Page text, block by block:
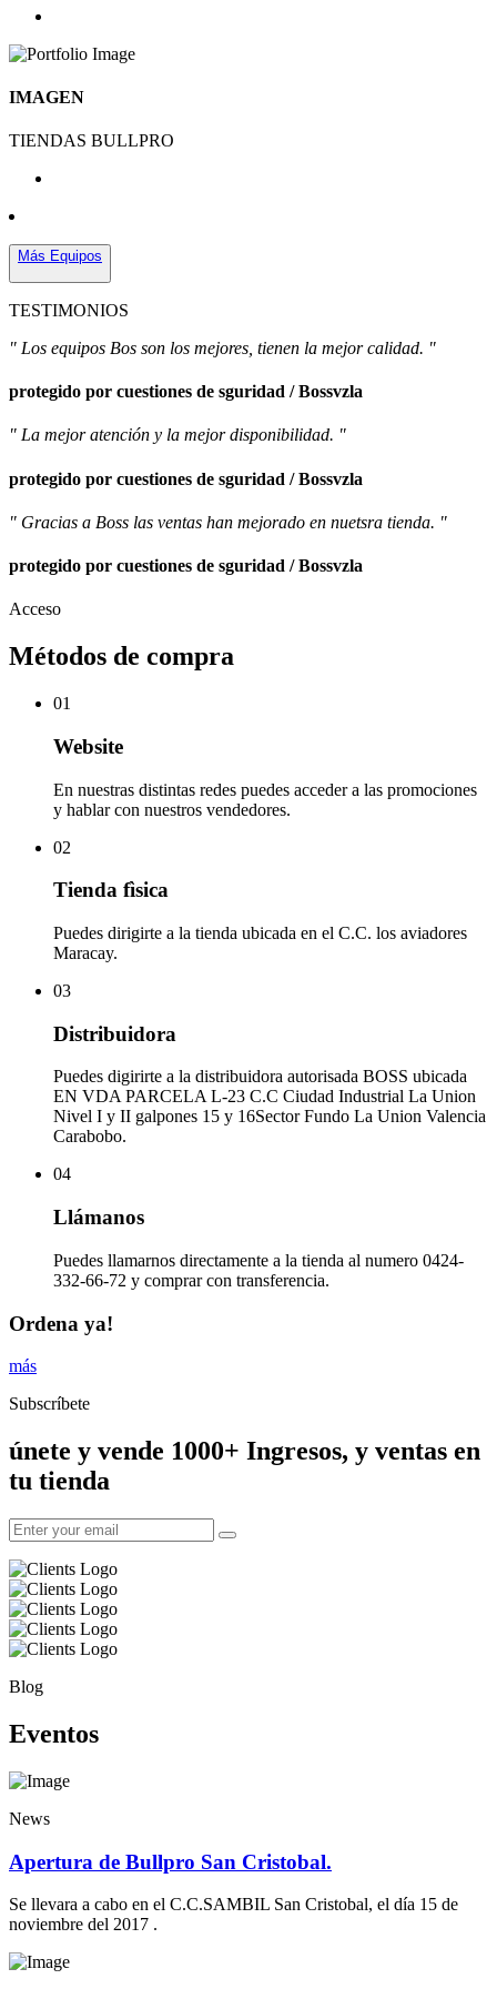
IMAGEN
TIENDAS BULLPRO
Más Equipos
TESTIMONIOS
" Los equipos Bos son los mejores, tienen la mejor calidad. "
protegido por cuestiones de sguridad / Bossvzla
" La mejor atención y la mejor disponibilidad. "
protegido por cuestiones de sguridad / Bossvzla
" Gracias a Boss las ventas han mejorado en nuetsra tienda. "
protegido por cuestiones de sguridad / Bossvzla
Acceso
Métodos de compra
01
Website
En nuestras distintas redes puedes acceder a las promociones
y hablar con nuestros vendedores.
02
Tienda fìsica
Puedes dirigirte a la tienda ubicada en el C.C. los aviadores
Maracay.
03
Distribuidora
Puedes digirirte a la distribuidora autorisada BOSS ubicada
EN VDA PARCELA L-23 C.C Ciudad Industrial La Union
Nivel I y II galpones 15 y 16Sector Fundo La Union Valencia
Carabobo.
04
Llámanos
Puedes llamarnos directamente a la tienda al numero 0424-
332-66-72 y comprar con transferencia.
Ordena ya!
más
Subscríbete
únete y vende 1000+ Ingresos, y ventas en
tu tienda
Blog
Eventos
News
Apertura de Bullpro San Cristobal.
Se llevara a cabo en el C.C.SAMBIL San Cristobal, el día 15 de
noviembre del 2017 .